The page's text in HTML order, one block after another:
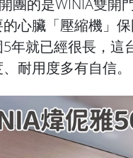
團的是WINIA雙開
心臟「壓縮機」
年就已經很長，這
耐用度多有自信。